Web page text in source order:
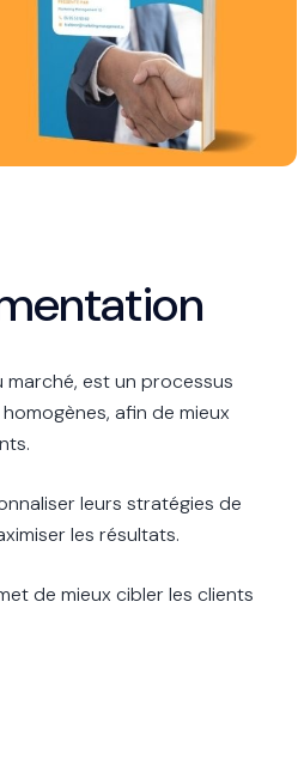
est un processus
afin de mieux
leurs stratégies de
les résultats.
de mieux cibler les clients